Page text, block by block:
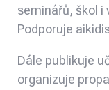
seminářů, škol i
Podporuje
Dále publikuje
organizuje